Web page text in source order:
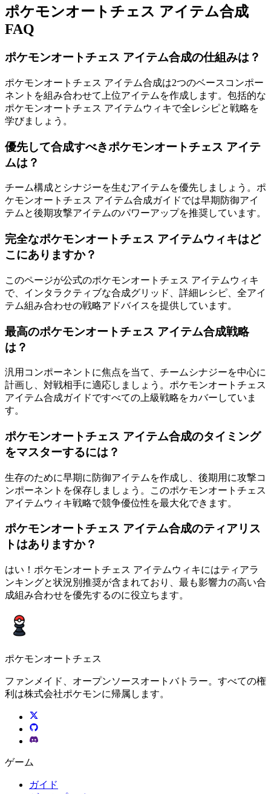
ポケモンオートチェス アイテム合成
FAQ
ポケモンオートチェス アイテム合成の仕組みは？
ポケモンオートチェス アイテム合成は2つのベースコンポー
ネントを組み合わせて上位アイテムを作成します。包括的な
ポケモンオートチェス アイテムウィキで全レシピと戦略を
学びましょう。
優先して合成すべきポケモンオートチェス アイテ
ムは？
チーム構成とシナジーを生むアイテムを優先しましょう。ポ
ケモンオートチェス アイテム合成ガイドでは早期防御アイ
テムと後期攻撃アイテムのパワーアップを推奨しています。
完全なポケモンオートチェス アイテムウィキはど
こにありますか？
このページが公式のポケモンオートチェス アイテムウィキ
で、インタラクティブな合成グリッド、詳細レシピ、全アイ
テム組み合わせの戦略アドバイスを提供しています。
最高のポケモンオートチェス アイテム合成戦略
は？
汎用コンポーネントに焦点を当て、チームシナジーを中心に
計画し、対戦相手に適応しましょう。ポケモンオートチェス
アイテム合成ガイドですべての上級戦略をカバーしていま
す。
ポケモンオートチェス アイテム合成のタイミング
をマスターするには？
生存のために早期に防御アイテムを作成し、後期用に攻撃コ
ンポーネントを保存しましょう。このポケモンオートチェス
アイテムウィキ戦略で競争優位性を最大化できます。
ポケモンオートチェス アイテム合成のティアリス
トはありますか？
はい！ポケモンオートチェス アイテムウィキにはティアラ
ンキングと状況別推奨が含まれており、最も影響力の高い合
成組み合わせを優先するのに役立ちます。
ポケモンオートチェス
ファンメイド、オープンソースオートバトラー。すべての権
利は株式会社ポケモンに帰属します。
ゲーム
ガイド